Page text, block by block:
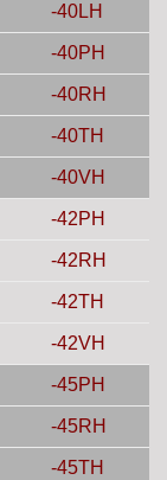
-40LH
-40PH
-40RH
-40TH
-40VH
-42PH
-42RH
-42TH
-42VH
-45PH
-45RH
-45TH